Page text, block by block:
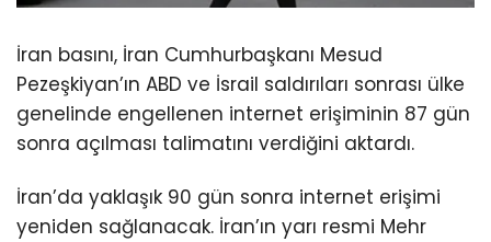
İran basını, İran Cumhurbaşkanı Mesud
Pezeşkiyan’ın ABD ve İsrail saldırıları sonrası ülke
genelinde engellenen internet erişiminin 87 gün
sonra açılması talimatını verdiğini aktardı.
İran’da yaklaşık 90 gün sonra internet erişimi
yeniden sağlanacak. İran’ın yarı resmi Mehr